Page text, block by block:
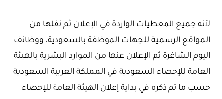
لآنه جميع المعطيات الواردة في الإعلان ثم نقلها من
المواقع الرسمية للجهات الموظفة بالسعودية، ووظائف
اليوم الشاغرة ثم الإعلان عنها من الموارد البشرية بالهيئة
العامة للإحصاء السعودية في المملكة العربية السعودية
حسب ما تم ذكره في بداية إعلان الهيئة العامة للإحصاء